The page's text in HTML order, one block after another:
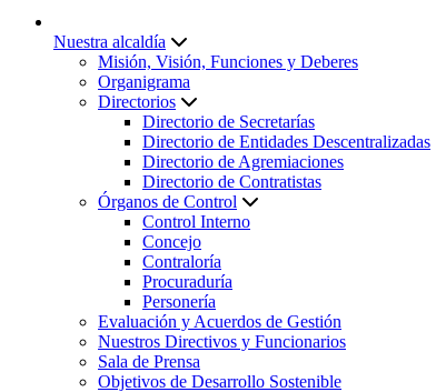
Nuestra alcaldía
Misión, Visión, Funciones y Deberes
Organigrama
Directorios
Directorio de Secretarías
Directorio de Entidades Descentralizadas
Directorio de Agremiaciones
Directorio de Contratistas
Órganos de Control
Control Interno
Concejo
Contraloría
Procuraduría
Personería
Evaluación y Acuerdos de Gestión
Nuestros Directivos y Funcionarios
Sala de Prensa
Objetivos de Desarrollo Sostenible